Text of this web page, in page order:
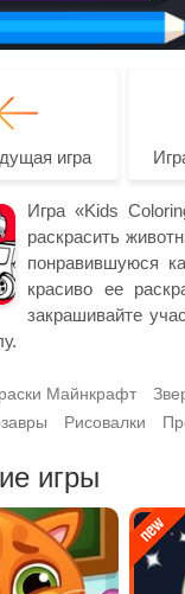
игра
Игра «Kids
раскрасить
понравившуюся
красиво ее
закрашивайте
Майнкрафт
Рисовалки
игры